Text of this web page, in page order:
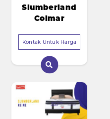
Slumberland
Colmar
Kontak Untuk Harga